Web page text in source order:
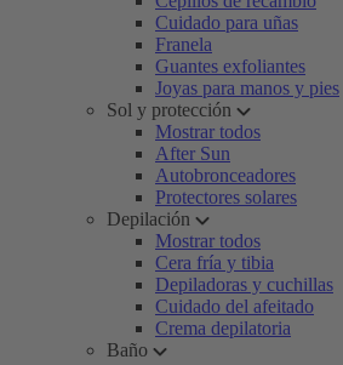
Cuidado para uñas
Franela
Guantes exfoliantes
Joyas para manos y pies
Sol y protección
Mostrar todos
After Sun
Autobronceadores
Protectores solares
Depilación
Mostrar todos
Cera fría y tibia
Depiladoras y cuchillas
Cuidado del afeitado
Crema depilatoria
Baño